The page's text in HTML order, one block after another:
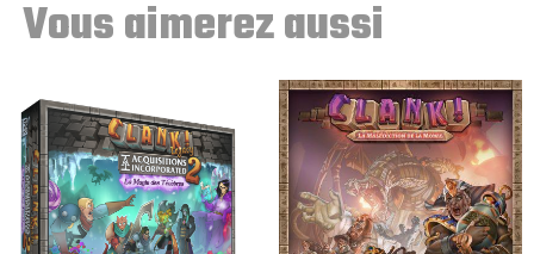
Vous aimerez aussi